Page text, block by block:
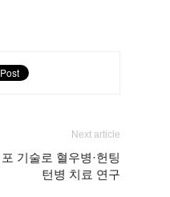
Next article
기술로 혈우병·헌팅
턴병 치료 연구